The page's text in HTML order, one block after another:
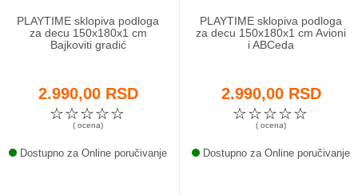
PLAYTIME sklopiva podloga
za decu 150x180x1 cm
Bajkoviti gradić
2.990,00 RSD
☆
☆
☆
☆
☆
( ocena)
Dostupno za Online poručivanje
PLAYTIME sklopiva podloga
za decu 150x180x1 cm Avioni
i ABCeda
2.990,00 RSD
☆
☆
☆
☆
☆
( ocena)
Dostupno za Online poručivanje